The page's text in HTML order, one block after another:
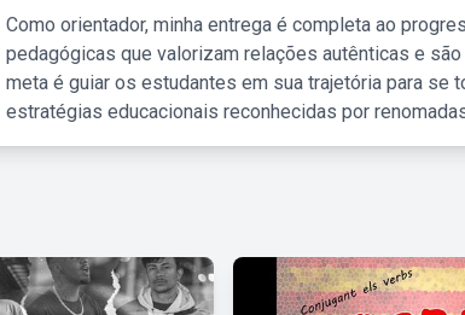
Como orientador, minha entrega é completa ao
pedagógicas que valorizam relações autênticas e
meta é guiar os estudantes em sua trajetória para se
estratégias educacionais reconhecidas por